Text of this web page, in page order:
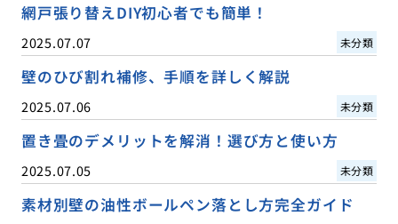
網戸張り替えDIY初心者でも簡単！
2025.07.07 未分類
壁のひび割れ補修、手順を詳しく解説
2025.07.06 未分類
置き畳のデメリットを解消！選び方と使い方
2025.07.05 未分類
素材別壁の油性ボールペン落とし方完全ガイド